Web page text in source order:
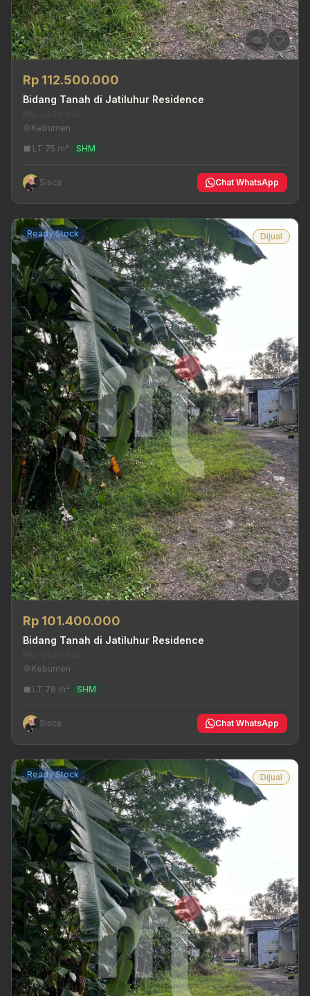
Rp 112.500.000
Bidang Tanah di Jatiluhur Residence
Kebumen
LT 75 m²
SHM
Sisca Chat WhatsApp
Ready Stock Dijual
Rp 101.400.000
Bidang Tanah di Jatiluhur Residence
Kebumen
LT 78 m²
SHM
Sisca Chat WhatsApp
Ready Stock Dijual